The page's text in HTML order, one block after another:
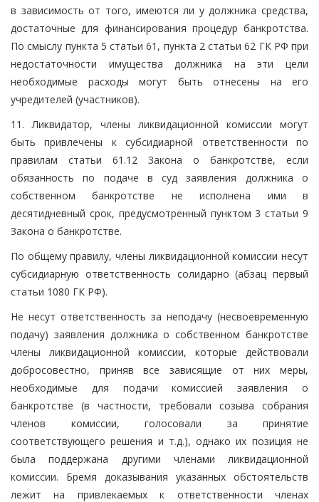
в зависимость от того, имеются ли у должника средства,
достаточные для финансирования процедур банкротства.
По смыслу пункта 5 статьи 61, пункта 2 статьи 62 ГК РФ при
недостаточности имущества должника на эти цели
необходимые расходы могут быть отнесены на его
учредителей (участников).
11. Ликвидатор, члены ликвидационной комиссии могут
быть привлечены к субсидиарной ответственности по
правилам статьи 61.12 Закона о банкротстве, если
обязанность по подаче в суд заявления должника о
собственном банкротстве не исполнена ими в
десятидневный срок, предусмотренный пунктом 3 статьи 9
Закона о банкротстве.
По общему правилу, члены ликвидационной комиссии несут
субсидиарную ответственность солидарно (абзац первый
статьи 1080 ГК РФ).
Не несут ответственность за неподачу (несвоевременную
подачу) заявления должника о собственном банкротстве
члены ликвидационной комиссии, которые действовали
добросовестно, приняв все зависящие от них меры,
необходимые для подачи комиссией заявления о
банкротстве (в частности, требовали созыва собрания
членов комиссии, голосовали за принятие
соответствующего решения и т.д.), однако их позиция не
была поддержана другими членами ликвидационной
комиссии. Бремя доказывания указанных обстоятельств
лежит на привлекаемых к ответственности членах